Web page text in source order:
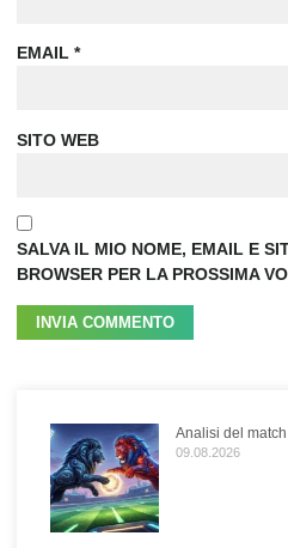
EMAIL *
SITO WEB
SALVA IL MIO NOME, EMAIL E
BROWSER PER LA PROSSIMA
Analisi del
09.08.2026